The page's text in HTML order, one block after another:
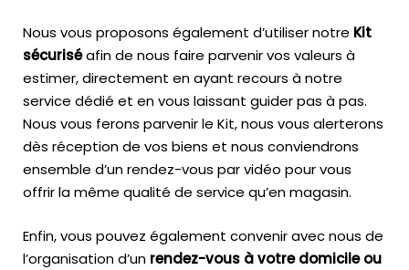
Nous vous proposons également d’utiliser notre Kit
sécuriséafin de nous faire parvenir vos valeurs à
estimer, directement en ayant recours à notre
service dédié et en vous laissant guider pas à pas.
Nous vous ferons parvenir le Kit, nous vous alerterons
dès réception de vos biens et nous conviendrons
ensemble d’un rendez-vous par vidéo pour vous
offrir la même qualité de service qu’en magasin.
Enfin, vous pouvez également convenir avec nous de
l’organisation d’un rendez-vous à votre domicile ou